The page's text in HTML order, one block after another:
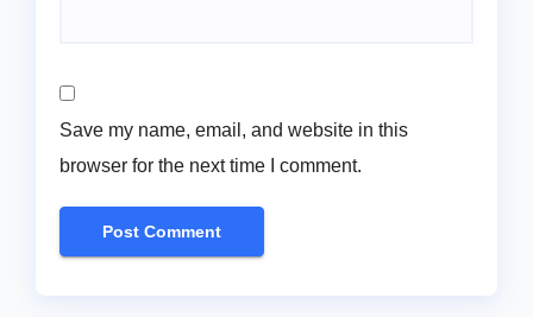
Save my name, email, and website in this
browser for the next time I comment.